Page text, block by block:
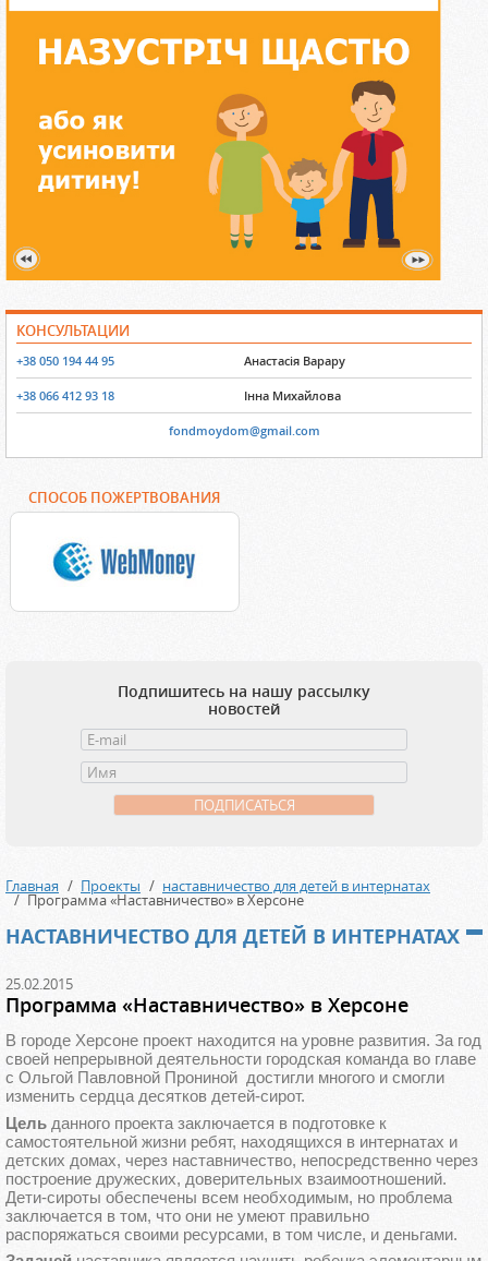
КОНСУЛЬТАЦИИ
+38 050 194 44 95 Анастасія Варару
+38 066 412 93 18 Інна Михайлова
fondmoydom@gmail.com
СПОСОБ ПОЖЕРТВОВАНИЯ
Подпишитесь на нашу рассылку
новостей
Главная Проекты наставничество для детей в интернатах
Программа «Наставничество» в Херсоне
НАСТАВНИЧЕСТВО ДЛЯ ДЕТЕЙ В ИНТЕРНАТАХ
25.02.2015
Программа «Наставничество» в Херсоне
В городе Херсоне проект находится на уровне развития. За год
своей непрерывной деятельности городская команда во главе
с Ольгой Павловной Прониной достигли многого и смогли
изменить сердца десятков детей-сирот.
Цель данного проекта заключается в подготовке к
самостоятельной жизни ребят, находящихся в интернатах и
детских домах, через наставничество, непосредственно через
построение дружеских, доверительных взаимоотношений.
Дети-сироты обеспечены всем необходимым, но проблема
заключается в том, что они не умеют правильно
распоряжаться своими ресурсами, в том числе, и деньгами.